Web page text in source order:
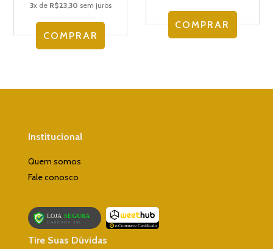
3x de R$23,30 sem juros
COMPRAR
COMPRAR
Institucional
Quem somos
Fale conosco
Tire Suas Dúvidas